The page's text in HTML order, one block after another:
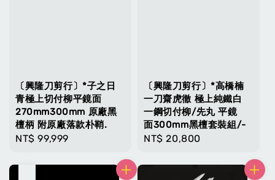
〔興隆刀剪行〕*子之日
青極上切付柳平鏡面
270mm300mm 原廠黑
檀柄 附原廠落款朴鞘.
Regular
NT$ 99,999
〔興隆刀剪行〕*高橋楠
一刀齋虎徹 極上純鐵白
一鋼切付柳/先丸 平鏡
面300mm黑檀套裝組/-
Regular
NT$ 20,800